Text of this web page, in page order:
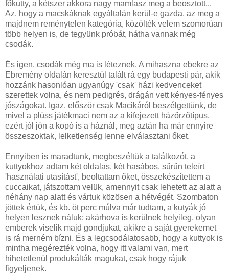
főkutty, a kétszer akkora nagy mamlasz meg a beosztott...
Az, hogy a macskáknak egyáltalán kerül-e gazda, az meg a
majdnem reménytelen kategória, közölték velem szomorúan
több helyen is, de tegyünk próbát, hátha vannak még
csodák.
És igen, csodák még ma is léteznek. A mihaszna ebekre az
Ebremény oldalán keresztül talált rá egy budapesti pár, akik
hozzánk hasonlóan ugyanúgy 'csak' házi kedvenceket
szerettek volna, és nem pedigrés, drágán vett kényes-fényes
jószágokat. Igaz, először csak Macikáról beszélgettünk, de
mivel a plüss játékmaci nem az a kifejezett házőrzőtípus,
ezért jól jön a kopó is a háznál, meg aztán ha már ennyire
összeszoktak, lelketlenség lenne elválasztani őket.
Ennyiben is maradtunk, megbeszéltük a találkozót, a
kuttyokhoz adtam két oldalas, két hasábos, sűrűn teleírt
'használati utasítást', beoltattam őket, összekészítettem a
cuccaikat, játszottam velük, amennyit csak lehetett az alatt a
néhány nap alatt és vártuk közösen a hétvégét. Szombaton
jöttek értük, és kb. öt perc múlva már tudtam, a kutyák jó
helyen lesznek náluk: akárhova is kerülnek helyileg, olyan
emberek viselik majd gondjukat, akikre a saját gyerekemet
is rá merném bízni. És a legcsodálatosabb, hogy a kuttyok is
mintha megérezték volna, hogy itt valami van, mert
hihetetlenül produkálták magukat, csak hogy rájuk
figyeljenek.